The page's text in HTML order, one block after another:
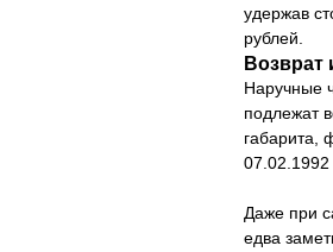
удержав
рублей.
Возврат
Наручные
подлежат
габарита,
Даже при
едва